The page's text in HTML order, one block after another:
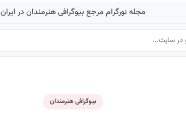
مجله نورگرام مرجع بیوگرافی هنرمندان در ایران
بیوگرافی هنرمندان